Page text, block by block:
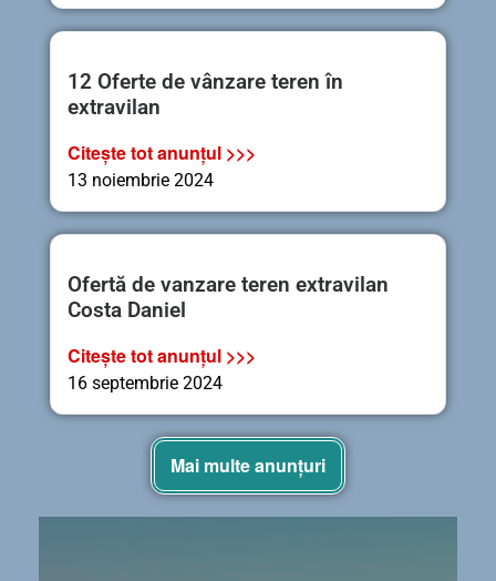
12 Oferte de vânzare teren în
extravilan
Citește tot anunțul >>>
13 noiembrie 2024
Ofertă de vanzare teren extravilan
Costa Daniel
Citește tot anunțul >>>
16 septembrie 2024
Mai multe anunțuri